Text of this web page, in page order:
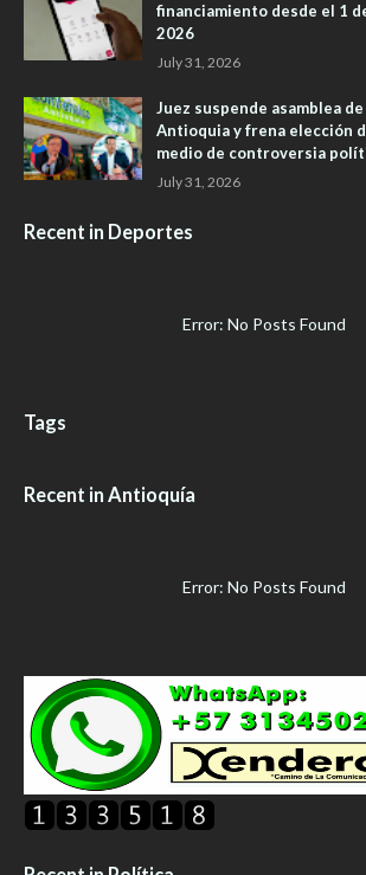
financiamiento desde el 1
2026
July 31, 2026
Juez suspende asamblea
Antioquia y frena elección
medio de controversia
July 31, 2026
Recent in Deportes
Error: No Posts Found
Tags
Recent in Antioquía
Error: No Posts Found